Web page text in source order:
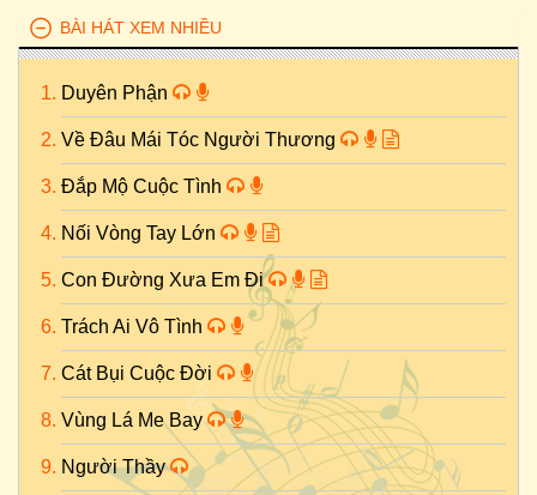
BÀI HÁT XEM NHIỀU
Duyên Phận
Về Đâu Mái Tóc Người Thương
Đắp Mộ Cuộc Tình
Nối Vòng Tay Lớn
Con Đường Xưa Em Đi
Trách Ai Vô Tình
Cát Bụi Cuộc Đời
Vùng Lá Me Bay
Người Thầy